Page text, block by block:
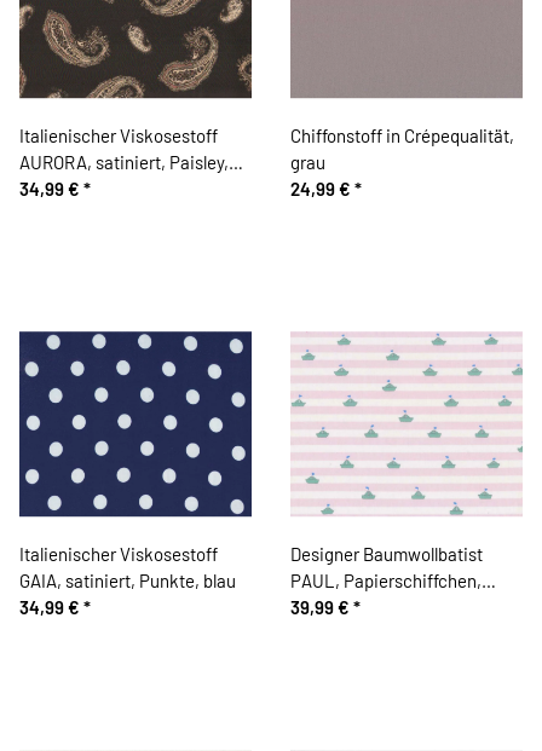
Italienischer Viskosestoff
AURORA, satiniert, Paisley,
schwarz
34,99 € *
Chiffonstoff in Crépequalität,
grau
24,99 € *
Italienischer Viskosestoff
GAIA, satiniert, Punkte, blau
34,99 € *
Designer Baumwollbatist
PAUL, Papierschiffchen,
mintgrün-rosa
39,99 € *